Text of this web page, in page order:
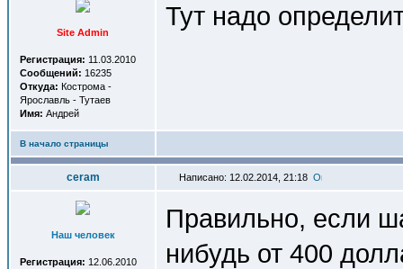
Site Admin
Регистрация: 11.03.2010
Сообщений: 16235
Откуда: Кострома -
Ярославль - Тутаев
Имя: Андрей
Тут надо
В начало страницы
ceram Написано: 12.02.2014, 21:18
Наш человек
Регистрация: 12.06.2010
Правильно, если
нибудь от 400